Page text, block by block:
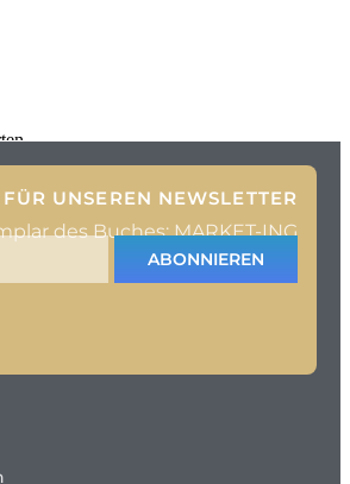
UNSEREN NEWSLETTER
des Buches: MARKET-ING
ABONNIEREN